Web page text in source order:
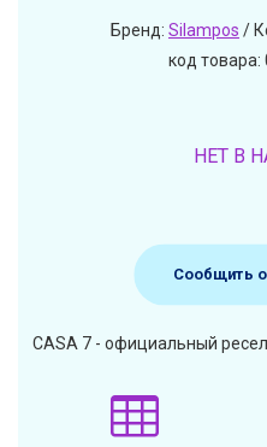
Бренд: Silampos /
код товара:
НЕТ В
Сообщить о
CASA 7 - официальный